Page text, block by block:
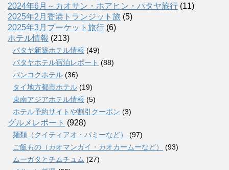
2024年6月～カオサン・ホアヒン・パタヤ旅行 (11)
2025年2月香港トランジット旅 (5)
2025年3月プーケット旅行 (6)
ホテル情報 (213)
パタヤ新築ホテル情報 (49)
パタヤホテル宿泊レポート (88)
バンコクホテル (36)
タイ地方都市ホテル (19)
東南アジアホテル情報 (5)
ホテル予約サイトや割引クーポン (3)
グルメレポート (928)
麺類（クイティアオ・バミーなど）
(97)
ご飯もの（カオマンガイ・カオカームーなど）
(93)
ムーガタとチムチュム (27)